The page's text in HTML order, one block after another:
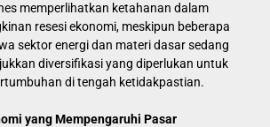
memperlihatkan ketahanan dalam
resesi ekonomi, meskipun beberapa
sektor energi dan materi dasar sedang
diversifikasi yang diperlukan untuk
di tengah ketidakpastian.
yang Mempengaruhi Pasar